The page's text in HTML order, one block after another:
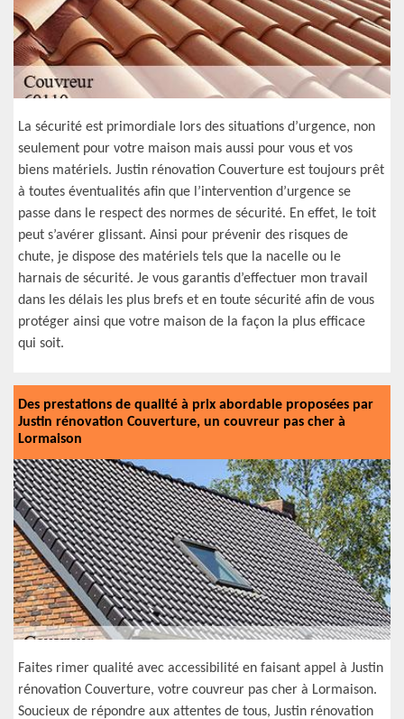
La sécurité est primordiale lors des situations d’urgence, non
seulement pour votre maison mais aussi pour vous et vos
biens matériels. Justin rénovation Couverture est toujours prêt
à toutes éventualités afin que l’intervention d’urgence se
passe dans le respect des normes de sécurité. En effet, le toit
peut s’avérer glissant. Ainsi pour prévenir des risques de
chute, je dispose des matériels tels que la nacelle ou le
harnais de sécurité. Je vous garantis d’effectuer mon travail
dans les délais les plus brefs et en toute sécurité afin de vous
protéger ainsi que votre maison de la façon la plus efficace
qui soit.
Des prestations de qualité à prix abordable proposées par
Justin rénovation Couverture, un couvreur pas cher à
Lormaison
Faites rimer qualité avec accessibilité en faisant appel à Justin
rénovation Couverture, votre couvreur pas cher à Lormaison.
Soucieux de répondre aux attentes de tous, Justin rénovation